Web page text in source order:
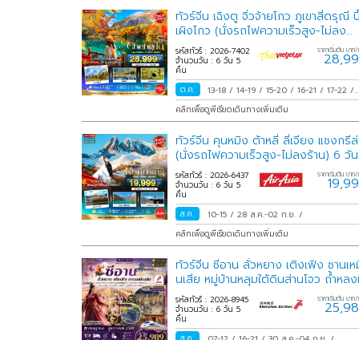
ทัวร์จีน เฉิงตู จิ่วจ้ายโกว ภูเขาสี่ดรุณี ปี้
เผิงโกว (นั่งรถไฟความเร็วสูง-ไม่ลง
ร้าน) 6 วัน 5 คืน
รหัสทัวร์ : 2026-7402
จำนวนวัน : 6 วัน 5
คืน
ราคาเริ่มต้น บาท
ต.ค. 13-18 / 14-19 / 15-20 / 16-21 / 17-22 /
18-23/19-24/20-25/21-26/22-27
23-28/24-29/25-30
ต.ค.-03 พ.ย./30 ต.ค.-04 พ.ย./31
ต.ค.-05 พ.ย./
คลิกเพื่อดูพีเรียดเดินทางเพิ่มเติม
ทัวร์จีน คุนหมิง ต้าหลี่ ลี่เจียง แชงกรีล่
(นั่งรถไฟความเร็วสูง-ไม่ลงร้าน) 6 วัน
5 คืน
รหัสทัวร์ : 2026-6437
จำนวนวัน : 6 วัน 5
คืน
ราคาเริ่มต้น บาท
ส.ค. 10-15 / 28 ส.ค.-02 ก.ย. /
คลิกเพื่อดูพีเรียดเดินทางเพิ่มเติม
ทัวร์จีน ซีอาน ลั่วหยาง เติงเฟิง ซานเห
นเสีย หมู่บ้านหลุมใต้ดินส่านโจว ถ้ำหลง
มิน 6วัน 5คืน
รหัสทัวร์ : 2026-8945
จำนวนวัน : 6 วัน 5
คืน
ราคาเริ่มต้น บาท